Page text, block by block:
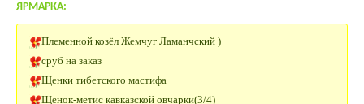
ЯРМАРКА:
Племенной козёл Жемчуг Ламанчский )
сруб на заказ
Щенки тибетского мастифа
Щенок-метис кавказской овчарки(3/4)